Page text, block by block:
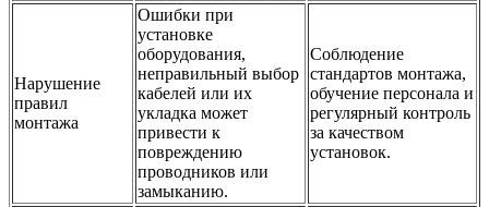
Нарушение
правил
монтажа
Ошибки при
установке
оборудования,
неправильный выбор
кабелей или их
укладка может
привести к
повреждению
проводников или
замыканию.
Соблюдение
стандартов монтажа,
обучение персонала и
регулярный контроль
за качеством
установок.